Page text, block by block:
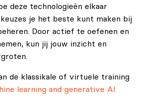
deze technologieën elkaar
je het beste kunt maken bij
Door actief te oefenen en
kun jij jouw inzicht en
de klassikale of virtuele training
learning and generative AI